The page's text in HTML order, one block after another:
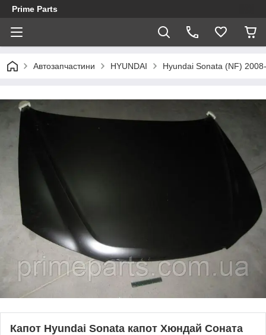
Prime Parts
Автозапчастини HYUNDAI Hyundai Sonata (NF)
Капот Hyundai Sonata капот Хюндай Соната